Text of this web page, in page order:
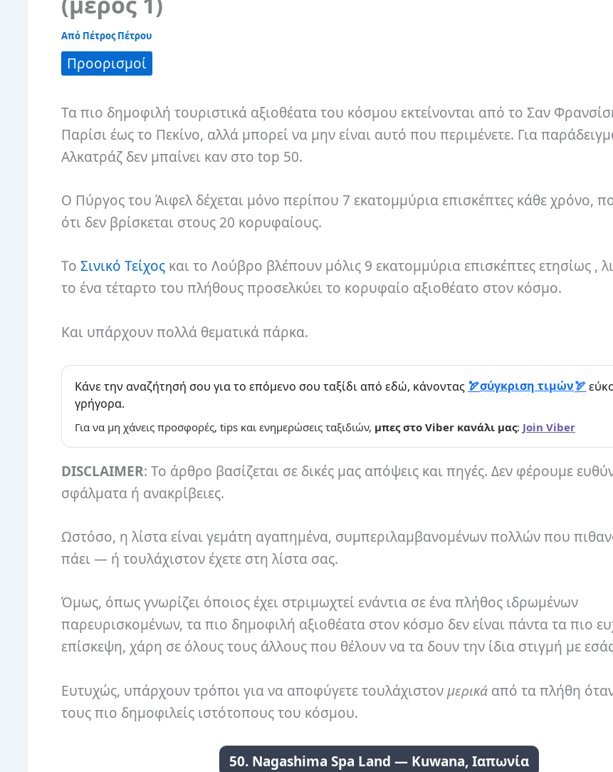
Από Πέτρος Πέτρου
Προορισμοί
Τα πιο δημοφιλή τουριστικά αξιοθέατα του κόσμου εκτείνονται από το Σαν
Παρίσι έως το Πεκίνο, αλλά μπορεί να μην είναι αυτό που περιμένετε. Για
Αλκατράζ δεν μπαίνει καν στο top 50.
Ο Πύργος του Άιφελ δέχεται μόνο περίπου 7 εκατομμύρια επισκέπτες κάθε χρόνο,
ότι δεν βρίσκεται στους 20 κορυφαίους.
Το Σινικό Τείχος και το Λούβρο βλέπουν μόλις 9 εκατομμύρια επισκέπτες ετησίως ,
το ένα τέταρτο του πλήθους προσελκύει το κορυφαίο αξιοθέατο στον κόσμο.
Και υπάρχουν πολλά θεματικά πάρκα.
Κάνε την αναζήτησή σου για το επόμενο σου ταξίδι από εδώ, κάνοντας σύγκριση τιμών
γρήγορα.
Για να μη χάνεις προσφορές, tips και ενημερώσεις ταξιδιών, μπες στο Viber κανάλι μας: Join Viber
DISCLAIMER: Το άρθρο βασίζεται σε δικές μας απόψεις και πηγές. Δεν φέρουμε
σφάλματα ή ανακρίβειες.
Ωστόσο, η λίστα είναι γεμάτη αγαπημένα, συμπεριλαμβανομένων πολλών που
πάει — ή τουλάχιστον έχετε στη λίστα σας.
Όμως, όπως γνωρίζει όποιος έχει στριμωχτεί ενάντια σε ένα πλήθος ιδρωμένων
παρευρισκομένων, τα πιο δημοφιλή αξιοθέατα στον κόσμο δεν είναι πάντα τα πιο
επίσκεψη, χάρη σε όλους τους άλλους που θέλουν να τα δουν την ίδια στιγμή με
Ευτυχώς, υπάρχουν τρόποι για να αποφύγετε τουλάχιστονμερικά από τα πλήθη όταν
τους πιο δημοφιλείς ιστότοπους του κόσμου.
50. Nagashima Spa Land — Kuwana, Ιαπωνία